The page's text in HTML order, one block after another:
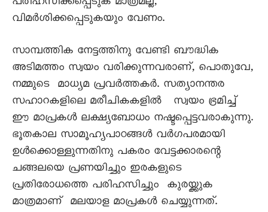
വിമർശിക്കപ്പെടുകയും വേണം.
സാമ്പത്തിക നേട്ടത്തിനു വേണ്ടി ബൗദ്ധിക
അടിമത്തം സ്വയം വരിക്കുന്നവരാണ്, പൊതുവേ,
നമ്മുടെ മാധ്യമ പ്രവർത്തകർ. സത്യാനന്തര
സഹാറകളിലെ മരീചികകളിൽ സ്വയം ഭ്രമിച്ച്
ഈ മാപ്രകൾ ലക്ഷ്യബോധം നഷ്ടപ്പെട്ടവരാകുന്നു.
ഭൂതകാല സാമൂഹ്യപാഠങ്ങൾ വർഗപരമായി
ഉൾക്കൊള്ളുന്നതിനു പകരം വേട്ടക്കാരന്റെ
ചങ്ങലയെ പ്രണയിച്ചും ഇരകളുടെ
പ്രതിരോധത്തെ പരിഹസിച്ചും കുരയ്ക്കുക
മാത്രമാണ് മലയാള മാപ്രകൾ ചെയ്യുന്നത്.